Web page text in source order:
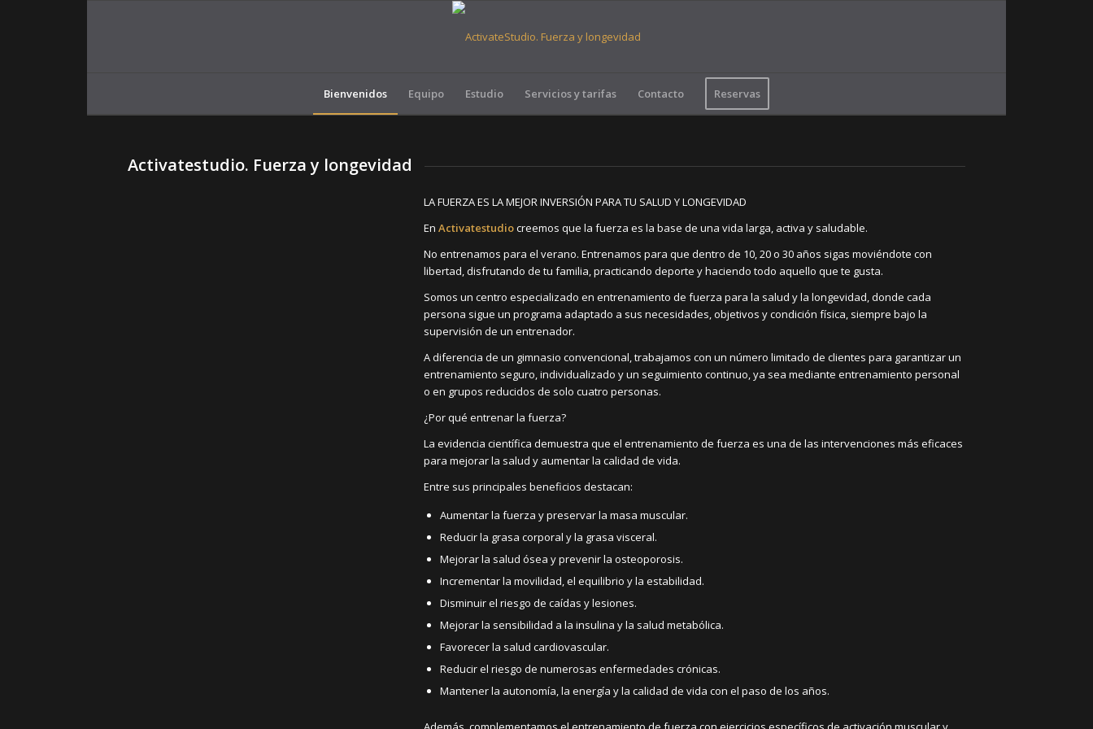
Bienvenidos Equipo Estudio Servicios y tarifas Contacto Reservas
Activatestudio. Fuerza y longevidad
LA FUERZA ES LA MEJOR INVERSIÓN PARA TU SALUD Y LONGEVIDAD
En Activatestudiocreemos que la fuerza es la base de una vida larga, activa y saludable.
No entrenamos para el verano. Entrenamos para que dentro de 10, 20 o 30 años sigas moviéndote con
libertad, disfrutando de tu familia, practicando deporte y haciendo todo aquello que te gusta.
Somos un centro especializado en entrenamiento de fuerza para la salud y la longevidad, donde cada
persona sigue un programa adaptado a sus necesidades, objetivos y condición física, siempre bajo la
supervisión de un entrenador.
A diferencia de un gimnasio convencional, trabajamos con un número limitado de clientes para garantizar un
entrenamiento seguro, individualizado y un seguimiento continuo, ya sea mediante entrenamiento personal
o en grupos reducidos de solo cuatro personas.
¿Por qué entrenar la fuerza?
La evidencia científica demuestra que el entrenamiento de fuerza es una de las intervenciones más eficaces
para mejorar la salud y aumentar la calidad de vida.
Entre sus principales beneficios destacan:
Aumentar la fuerza y preservar la masa muscular.
Reducir la grasa corporal y la grasa visceral.
Mejorar la salud ósea y prevenir la osteoporosis.
Incrementar la movilidad, el equilibrio y la estabilidad.
Disminuir el riesgo de caídas y lesiones.
Mejorar la sensibilidad a la insulina y la salud metabólica.
Favorecer la salud cardiovascular.
Reducir el riesgo de numerosas enfermedades crónicas.
Mantener la autonomía, la energía y la calidad de vida con el paso de los años.